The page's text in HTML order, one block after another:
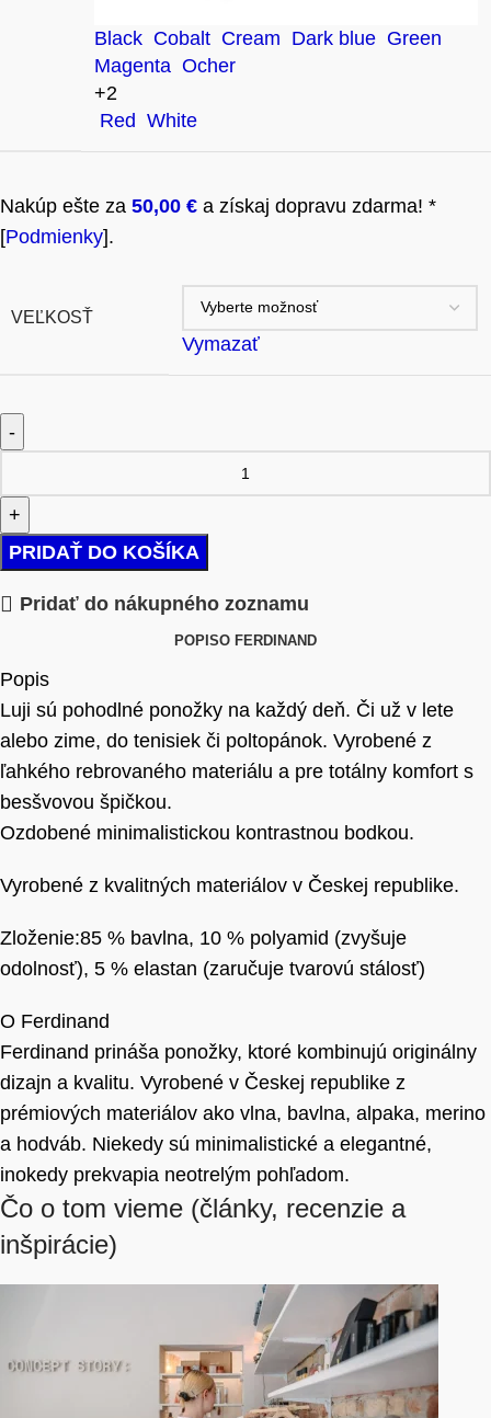
Black Cobalt Cream Dark blue Green
Magenta Ocher
+2
Red White
Nakúp ešte za 50,00 € a získaj dopravu zdarma! *
[Podmienky].
VEĽKOSŤ
Vymazať
PRIDAŤ DO KOŠÍKA
Pridať do nákupného zoznamu
POPISO FERDINAND
Popis
Luji sú pohodlné ponožky na každý deň. Či už v lete
alebo zime, do tenisiek či poltopánok. Vyrobené z
ľahkého rebrovaného materiálu a pre totálny komfort s
besšvovou špičkou.
Ozdobené minimalistickou kontrastnou bodkou.
Vyrobené z kvalitných materiálov v Českej republike.
Zloženie:85 % bavlna, 10 % polyamid (zvyšuje
odolnosť), 5 % elastan (zaručuje tvarovú stálosť)
O Ferdinand
Ferdinand prináša ponožky, ktoré kombinujú originálny
dizajn a kvalitu. Vyrobené v Českej republike z
prémiových materiálov ako vlna, bavlna, alpaka, merino
a hodváb. Niekedy sú minimalistické a elegantné,
inokedy prekvapia neotrelým pohľadom.
Čo o tom vieme (články, recenzie a
inšpirácie)